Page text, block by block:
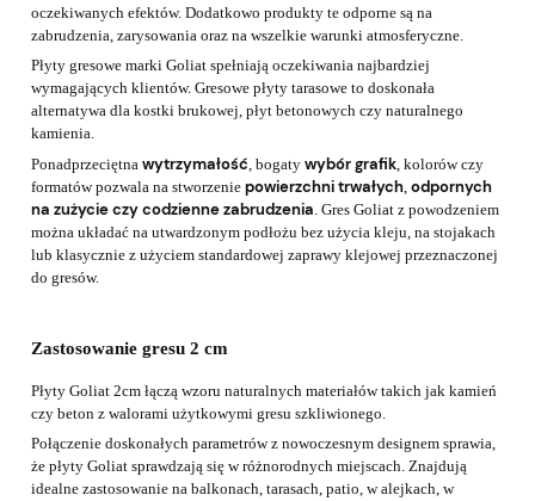
oczekiwanych efektów. Dodatkowo produkty te odporne są na
zabrudzenia, zarysowania oraz na wszelkie warunki atmosferyczne.
Płyty gresowe marki Goliat spełniają oczekiwania najbardziej
wymagających klientów. Gresowe płyty tarasowe to doskonała
alternatywa dla kostki brukowej, płyt betonowych czy naturalnego
kamienia.
Ponadprzeciętna wytrzymałość , bogaty wybór grafik , kolorów czy
formatów pozwala na stworzenie powierzchni trwałych odpornych
na zużycieczy codzienne zabrudzenia . Gres Goliat z powodzeniem
można układać na utwardzonym podłożu bez użycia kleju, na stojakach
lub klasycznie z użyciem standardowej zaprawy klejowej przeznaczonej
do gresów.
Zastosowanie gresu 2 cm
Płyty Goliat 2cm łączą wzoru naturalnych materiałów takich jak kamień
czy beton z walorami użytkowymi gresu szkliwionego.
Połączenie doskonałych parametrów z nowoczesnym designem sprawia,
że płyty Goliat sprawdzają się w różnorodnych miejscach. Znajdują
idealne zastosowanie na balkonach, tarasach, patio, w alejkach, w